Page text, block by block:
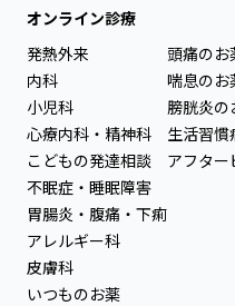
オンライン診療
発熱外来
内科
小児科
心療内科・精神科
こどもの発達相談
不眠症・睡眠障害
胃腸炎・腹痛・下痢
アレルギー科
皮膚科
いつものお薬
頭痛のお
喘息のお
膀胱炎の
生活習慣
アフター